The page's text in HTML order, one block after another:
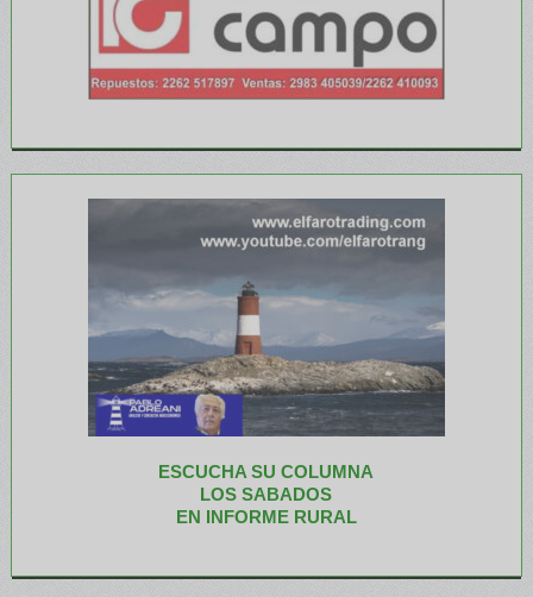
ESCUCHA SU COLUMNA
LOS SABADOS
EN INFORME RURAL